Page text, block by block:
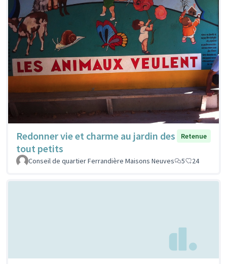
Redonner vie et charme au jardin des
tout petits
Retenue
Conseil de quartier Ferrandière Maisons Neuves 5 24